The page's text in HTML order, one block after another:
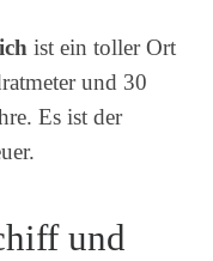
ist ein toller Ort
und 30
Es ist der
und